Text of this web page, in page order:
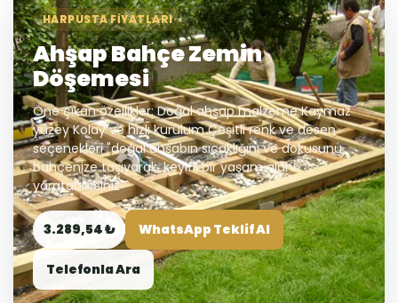
HARPUSTA FIYATLARI
Ahşap Bahçe Zemin
Döşemesi
Öne çıkan özellikler: Doğal ahşap malzeme Kaymaz
yüzey Kolay ve hızlı kurulum Çeşitli renk ve desen
seçenekleri "doğal ahşabın sıcaklığını ve dokusunu
bahçenize taşıyarak, keyifli bir yaşam alanı
yaratabilirsiniz"
3.289,54 ₺ WhatsApp Teklif Al
Telefonla Ara